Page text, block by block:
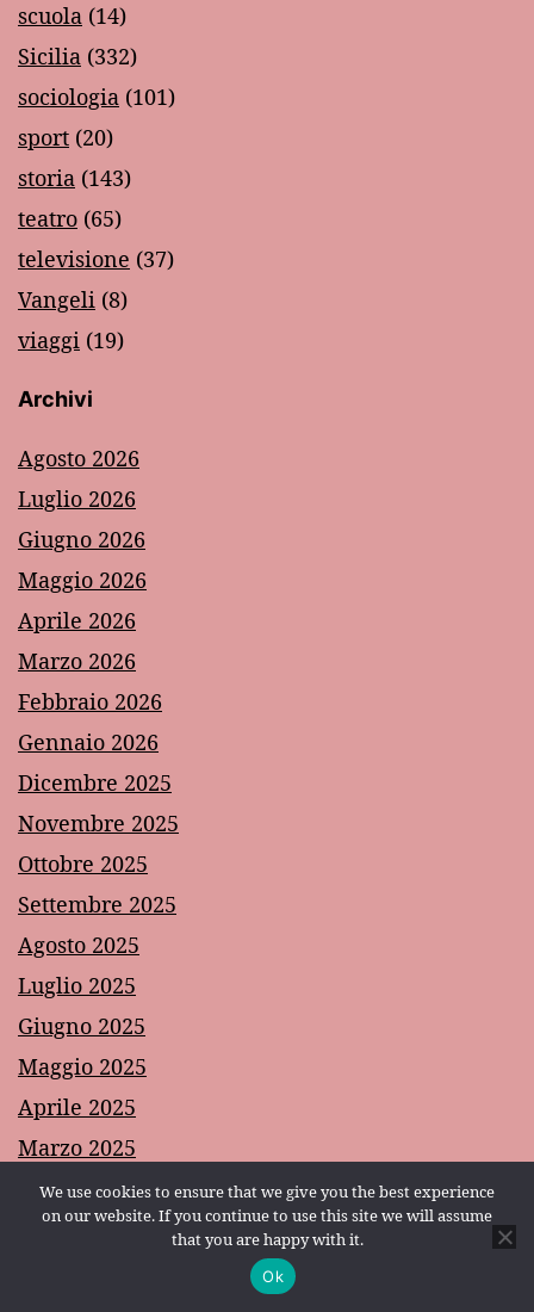
scuola (14)
Sicilia (332)
sociologia (101)
sport (20)
storia (143)
teatro (65)
televisione (37)
Vangeli (8)
viaggi (19)
Archivi
Agosto 2026
Luglio 2026
Giugno 2026
Maggio 2026
Aprile 2026
Marzo 2026
Febbraio 2026
Gennaio 2026
Dicembre 2025
Novembre 2025
Ottobre 2025
Settembre 2025
Agosto 2025
Luglio 2025
Giugno 2025
Maggio 2025
Aprile 2025
Marzo 2025
Febbraio 2025
Gennaio 2025
We use cookies to ensure that we give you the best experience
on our website. If you continue to use this site we will assume
that you are happy with it.
Ok